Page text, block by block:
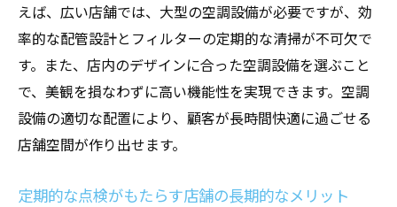
えば、広い店舗では、大型の空調設備が必要ですが、効
率的な配管設計とフィルターの定期的な清掃が不可欠で
す。また、店内のデザインに合った空調設備を選ぶこと
で、美観を損なわずに高い機能性を実現できます。空調
設備の適切な配置により、顧客が長時間快適に過ごせる
店舗空間が作り出せます。
定期的な点検がもたらす店舗の長期的なメリット